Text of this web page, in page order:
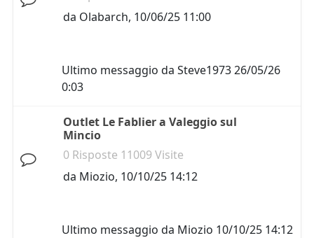
da Olabarch, 10/06/25 11:00
Ultimo messaggio da Steve197326/05/26
0:03
Outlet Le Fablier a Valeggio sul
Mincio
0 Risposte 11009 Visite
da Miozio, 10/10/25 14:12
Ultimo messaggio da Miozio 10/10/25 14:12